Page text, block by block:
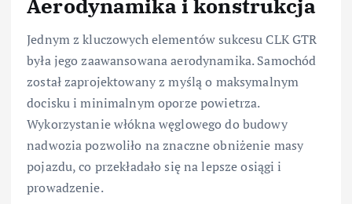
Aerodynamika i konstrukcja
Jednym z kluczowych elementów sukcesu CLK GTR
była jego zaawansowana aerodynamika. Samochód
został zaprojektowany z myślą o maksymalnym
docisku i minimalnym oporze powietrza.
Wykorzystanie włókna węglowego do budowy
nadwozia pozwoliło na znaczne obniżenie masy
pojazdu, co przekładało się na lepsze osiągi i
prowadzenie.